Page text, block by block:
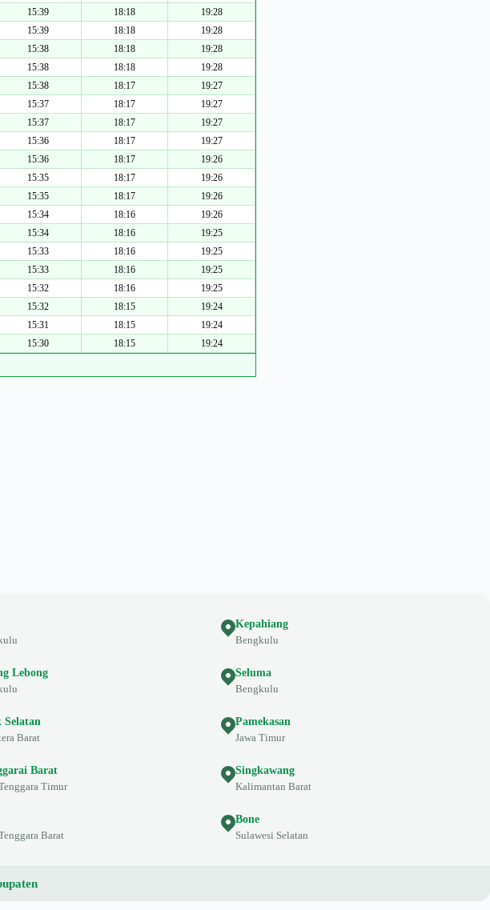
15:39 18:18
19:28
15:39 18:18
19:28
15:38 18:18
19:28
15:38 18:18
19:28
15:38 18:17
19:27
15:37 18:17
19:27
15:37 18:17
19:27
15:36 18:17
19:27
15:36 18:17
19:26
15:35 18:17
19:26
15:35 18:17
19:26
15:34 18:16
19:26
15:34 18:16
19:25
15:33 18:16
19:25
15:33 18:16
19:25
15:32 18:16
19:25
15:32 18:15
19:24
15:31 18:15
19:24
15:30 18:15 19:24
Kepahiang
Bengkulu
Lebong
Seluma
Bengkulu
Selatan
Barat
Pamekasan
Jawa Timur
Barat
Timur
Singkawang
Kalimantan Barat
Barat
Bone
Sulawesi Selatan